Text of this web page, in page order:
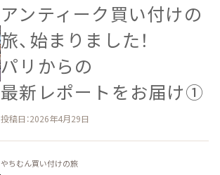
アンティーク買い付けの​
旅、​始まりました！​
パリからの​
最新レポートを​お届け①
投稿日：2026年4月29日
やちむん買い付けの旅